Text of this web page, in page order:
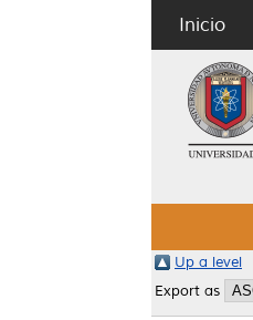
Inicio
Up a level
Export as